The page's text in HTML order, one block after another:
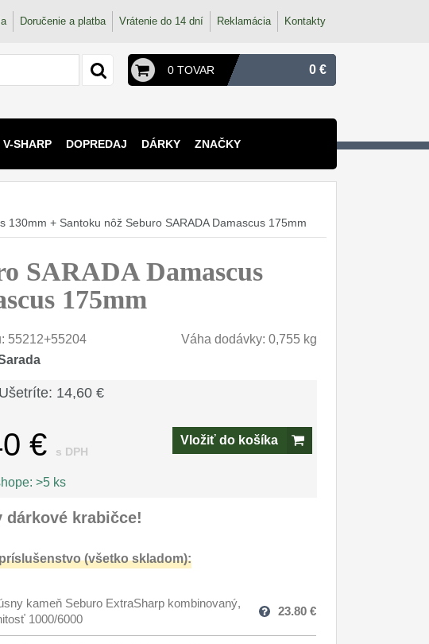
Doručenie a platba Vrátenie do 14 dní Reklamácia Kontakty
0 TOVAR 0 €
SHARP DOPREDAJ DÁRKY ZNAČKY
130mm + Santoku nôž Seburo SARADA Damascus 175mm
SARADA Damascus
175mm
55212+55204
Váha dodávky: 0,755 kg
Ušetríte: 14,60 €
€ s DPH
Vložiť do košíka
>5 ks
dárkové krabičce!
(všetko skladom):
kameň Seburo ExtraSharp kombinovaný,
1000/6000
23.80 €